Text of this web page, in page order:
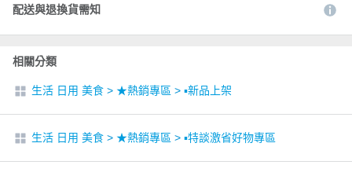
配送與退換貨需知
相關分類
生活 日用 美食 > ★熱銷專區 > ▪︎新品上架
生活 日用 美食 > ★熱銷專區 > ▪︎特談激省好物專區